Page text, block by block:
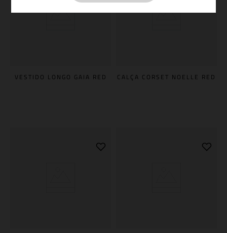
VESTIDO LONGO GAIA RED CALÇA CORSET NOELLE RED